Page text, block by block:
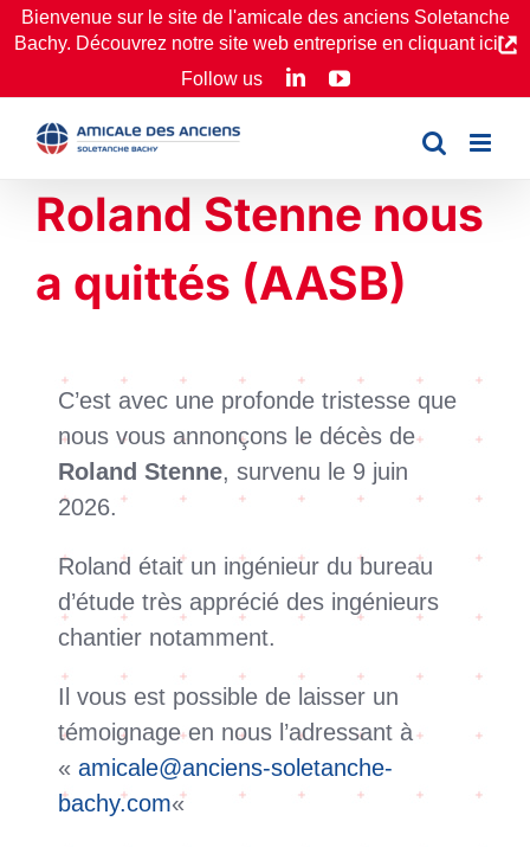
Passer
au
Bienvenue sur le site de l'amicale des anciens Soletanche
Bachy. Découvrez notre site web entreprise en cliquant ici
Follow us
LinkedInYouTube
Roland Stenne nous
a quittés (AASB)
C’est avec une profonde tristesse que
nous vous annonçons le décès de
Roland Stenne, survenu le 9 juin
2026.
Roland était un ingénieur du bureau
d’étude très apprécié des ingénieurs
chantier notamment.
Il vous est possible de laisser un
témoignage en nous l’adressant à
«amicale@anciens-soletanche-
bachy.com«